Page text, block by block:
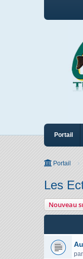
Portail
Portail
Les
Nouveau
par